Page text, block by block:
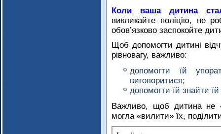
Коли ваша дитина
викликайте поліцію, не
обов’язково заспокойте
Щоб допомогти дитині
рівновагу, важливо:
допомогти їй
виговоритися;
допомогти їй знайти
Важливо, щоб дитина не
могла «вилити» їх,